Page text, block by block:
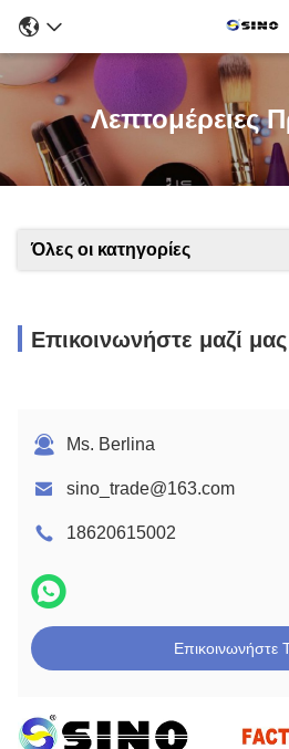
Λεπτομέρειες
Όλες οι κατηγορίες
Επικοινωνήστε μαζί μας
Ms. Berlina
sino_trade@163.com
18620615002
Επικοινωνήστε